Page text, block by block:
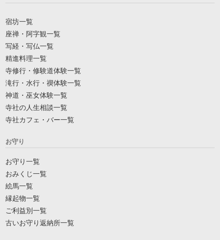
宿坊一覧
座禅・阿字観一覧
写経・写仏一覧
精進料理一覧
寺修行・修験道体験一覧
滝行・水行・禊体験一覧
神道・巫女体験一覧
寺社の人生相談一覧
寺社カフェ・バー一覧
お守り
お守り一覧
おみくじ一覧
絵馬一覧
縁起物一覧
ご利益別一覧
古いお守り返納所一覧